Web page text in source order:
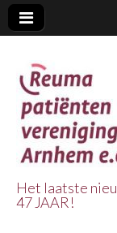
Het laatste
47 JAAR!